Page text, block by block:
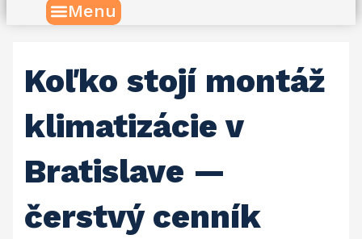
Menu
Koľko stojí montáž
klimatizácie v
Bratislave —
čerstvý cenník